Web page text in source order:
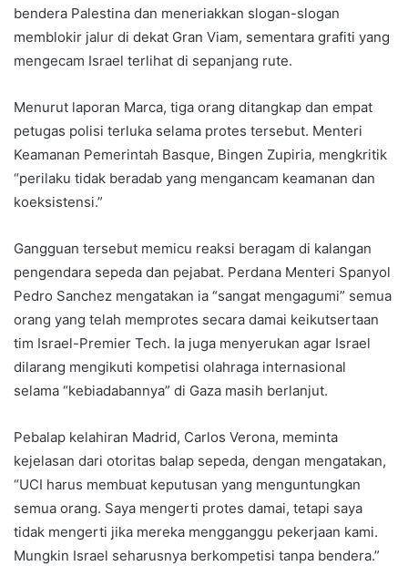
bendera Palestina dan meneriakkan slogan-slogan
memblokir jalur di dekat Gran Viam, sementara grafiti yang
mengecam Israel terlihat di sepanjang rute.
Menurut laporan Marca, tiga orang ditangkap dan empat
petugas polisi terluka selama protes tersebut. Menteri
Keamanan Pemerintah Basque, Bingen Zupiria, mengkritik
“perilaku tidak beradab yang mengancam keamanan dan
koeksistensi.”
Gangguan tersebut memicu reaksi beragam di kalangan
pengendara sepeda dan pejabat. Perdana Menteri Spanyol
Pedro Sanchez mengatakan ia “sangat mengagumi” semua
orang yang telah memprotes secara damai keikutsertaan
tim Israel-Premier Tech. Ia juga menyerukan agar Israel
dilarang mengikuti kompetisi olahraga internasional
selama “kebiadabannya” di Gaza masih berlanjut.
Pebalap kelahiran Madrid, Carlos Verona, meminta
kejelasan dari otoritas balap sepeda, dengan mengatakan,
“UCI harus membuat keputusan yang menguntungkan
semua orang. Saya mengerti protes damai, tetapi saya
tidak mengerti jika mereka mengganggu pekerjaan kami.
Mungkin Israel seharusnya berkompetisi tanpa bendera.”